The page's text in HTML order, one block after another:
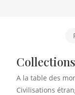
Collections
A la table des
Civilisations